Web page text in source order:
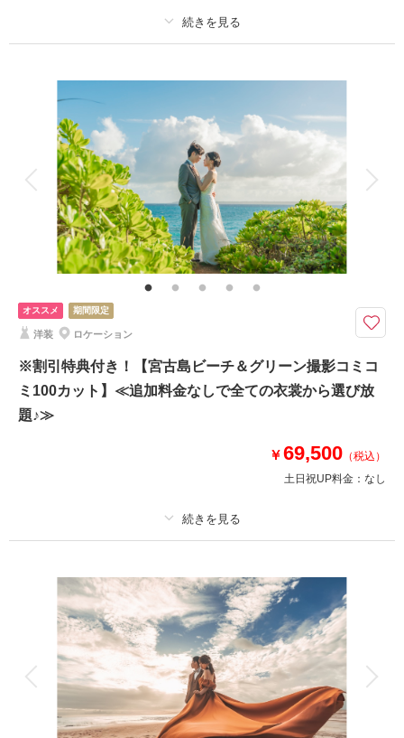
このプランで撮影可能な撮影レポート
2026年5月16日
撮影場所：
宮古島 （沖縄）
相談予約する
来店・オンライン
撮影日の空き
を確認する
ヘアメイク 小物一式
アルバム データ 200 カット 台紙付写真
衣装追加 会食
家族と撮影 家族用衣装レンタル
その他含むもの
ドレス(プレミアムドレス含む)／タキシード／ワイシャツ&タイ／靴／造花
ブーケ&ブートニア／アクセサリー小物／撮影アイテム(※持込OK)／写真ク
オリティ補正／撮影カットリクエスト／専任アテンド／雨天補償 ※ドレス
&タキシードのアップグレード等追加料金なし
◆撮影地：ビーチ｜グリーン｜サンセット ◆所要時間：約5時間 ◆カッ
ト数：合計200カット※ダウンロード形式で全データ納品
【プラン★POINT】
①プレミアムドレスもOK♪どのドレス•タキシードを選んでも追加料金は不
要！
（ドローンフォト16,500円｜ドローンムービー22,000円）
このプランで撮影可能な撮影レポート
相談予約する
来店・オンライン
撮影日の空き
を確認する
オススメ 期間限定
洋装 ロケーション
※割引特典付き！【宮古島ビーチ＆グリーン撮影コミコ
ミ100カット】≪追加料金なしで全ての衣裳から選び放
題♪≫
￥69,500 （税込）
土日祝UP料金： なし
プラン詳細
撮影料 新婦衣装1着 新郎衣装1着
着付け ヘアメイク 小物一式
アルバム データ 100 カット 台紙付写真
衣装追加 会食 挙式
家族と撮影 家族用衣装レンタル ペットと撮影